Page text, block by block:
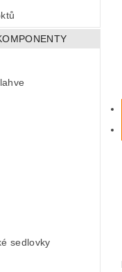
sedlovky